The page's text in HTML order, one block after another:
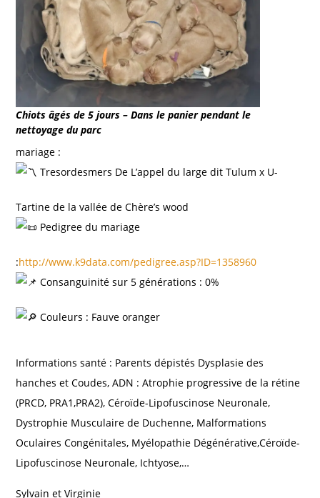
Chiots âgés de 5 jours – Dans le panier pendant le
nettoyage du parc
mariage :
Tresordesmers De L’appel du large dit Tulum x U-
Tartine de la vallée de Chère’s wood
Pedigree du mariage
:http://www.k9data.com/pedigree.asp?ID=1358960
Consanguinité sur 5 générations : 0%
Couleurs : Fauve oranger
Informations santé : Parents dépistés Dysplasie des
hanches et Coudes, ADN : Atrophie progressive de la rétine
(PRCD, PRA1,PRA2), Céroïde-Lipofuscinose Neuronale,
Dystrophie Musculaire de Duchenne, Malformations
Oculaires Congénitales, Myélopathie Dégénérative,Céroïde-
Lipofuscinose Neuronale, Ichtyose,…
Sylvain et Virginie